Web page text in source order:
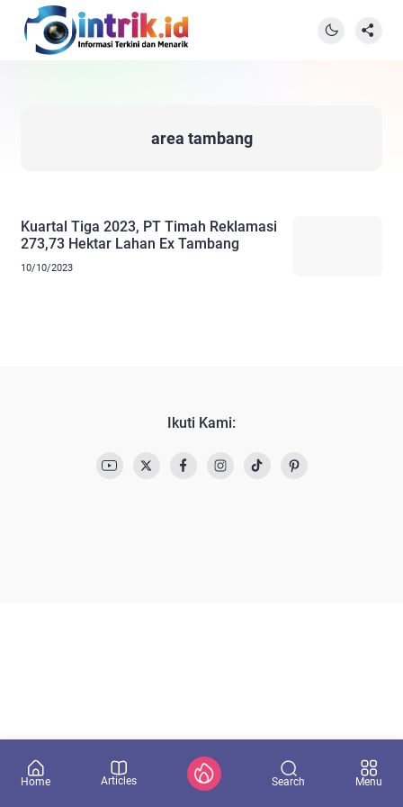
area tambang
Kuartal Tiga 2023, PT Timah Reklamasi
273,73 Hektar Lahan Ex Tambang
10/10/2023
Ikuti Kami:
Home Articles Search Menu